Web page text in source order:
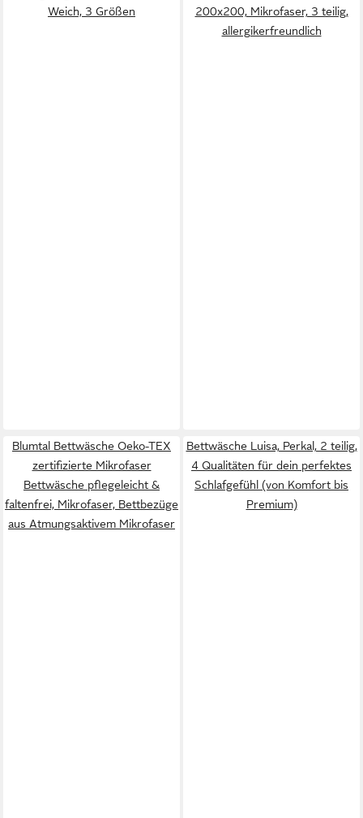
Weich, 3 Größen
200x200, Mikrofaser, 3 teilig,
allergikerfreundlich
Blumtal Bettwäsche Oeko-TEX
zertifizierte Mikrofaser
Bettwäsche pflegeleicht &
faltenfrei, Mikrofaser, Bettbezüge
aus Atmungsaktivem Mikrofaser
Bettwäsche Luisa, Perkal, 2 teilig,
4 Qualitäten für dein perfektes
Schlafgefühl (von Komfort bis
Premium)